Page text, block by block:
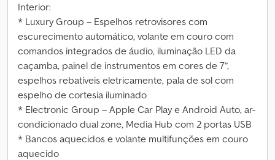
Interior:
* Luxury Group – Espelhos retrovisores com
escurecimento automático, volante em couro com
comandos integrados de áudio, iluminação LED da
caçamba, painel de instrumentos em cores de 7”,
espelhos rebatíveis eletricamente, pala de sol com
espelho de cortesia iluminado
* Electronic Group – Apple Car Play e Android Auto, ar-
condicionado dual zone, Media Hub com 2 portas USB
* Bancos aquecidos e volante multifunções em couro
aquecido